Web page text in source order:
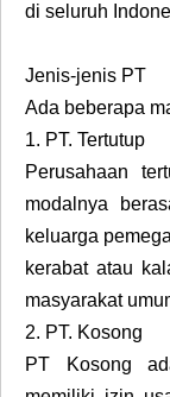
di seluruh
Jenis-jenis PT
Ada beberapa
1. PT. Tertutup
Perusahaan
modalnya
keluarga
kerabat atau
masyarakat
2. PT. Kosong
PT Kosong